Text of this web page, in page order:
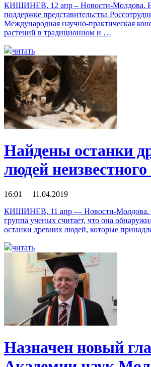
КИШИНЕВ, 12 апр – Новости-Молдова.
поддержке представительства
Международная научно-практическая
растений в традиционном и …
читать
Найдены останки
людей
16:01 11.04.2019
КИШИНЕВ, 11 апр — Новости-Молдова.
группа ученых считает, что она
останки древних людей, которые
читать
Назначен новый